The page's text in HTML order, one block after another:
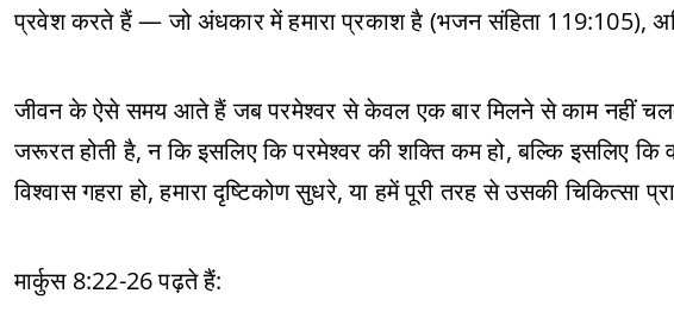
प्रवेश करते हैं — जो अंधकार में हमारा प्रकाश है (भजन संहिता 119:105),
जीवन के ऐसे समय आते हैं जब परमेश्वर से केवल एक बार मिलने से काम नहीं
जरूरत होती है, न कि इसलिए कि परमेश्वर की शक्ति कम हो, बल्कि इसलिए कि
विश्वास गहरा हो, हमारा दृष्टिकोण सुधरे, या हमें पूरी तरह से उसकी चिकित्सा
मार्कुस 8:22-26 पढ़ते हैं: